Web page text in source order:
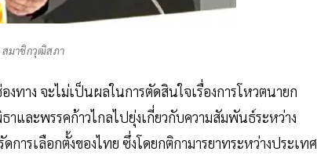
สมาชิกวุฒิสภา
ทาง จะไม่เป็นผลในการตัดสินใจเรื่องการโหวตนายก
และพรรคก้าวไกลไปยุ่งเกี่ยวกับความสัมพันธ์ระหว่าง
การเลือกตั้งของไทย ซึ่งโดยกติกามารยาทระหว่างประเทศ